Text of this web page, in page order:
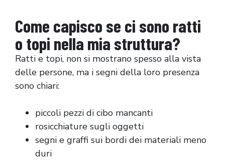
Come capisco se ci sono ratti
o topi nella mia struttura?
Ratti e topi, non si mostrano spesso alla vista
delle persone, ma i segni della loro presenza
sono chiari:
piccoli pezzi di cibo mancanti
rosicchiature sugli oggetti
segni e graffi sui bordi dei materiali meno
duri